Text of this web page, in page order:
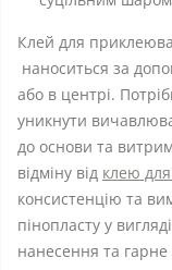
Клей для
наноситься за
або в центрі.
уникнути
до основи та
відміну від клею
консистенцію та
пінопласту у
нанесення та